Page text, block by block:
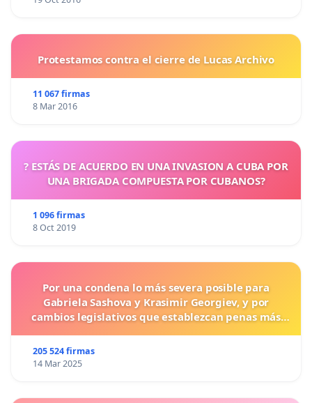
contacto@frenteobrero.es, o bien a través de la
sección de cotnacto de la página web
https://frenteobrero.es
Protestamos contra el cierre de Lucas Archivo
11 067 firmas
8 Mar 2016
? ESTÁS DE ACUERDO EN UNA INVASION A CUBA POR
UNA BRIGADA COMPUESTA POR CUBANOS?
1 096 firmas
8 Oct 2019
Por una condena lo más severa posible para
Gabriela Sashova y Krasimir Georgiev, y por
cambios legislativos que establezcan penas más
205 524 firmas
14 Mar 2025